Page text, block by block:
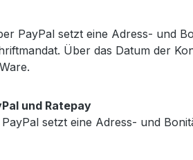
PayPal setzt eine Adress- und
Über das Datum der
und Ratepay
setzt eine Adress- und